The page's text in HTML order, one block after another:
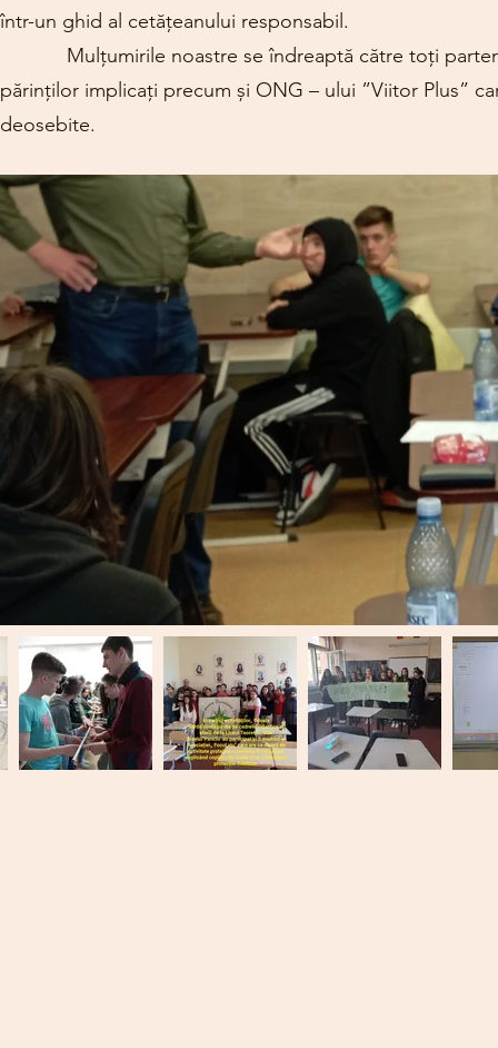
într-un ghid al cetățeanului responsabil.
Mulțumirile noastre se îndreaptă către toți
părinților implicați precum și ONG – ului ”Viitor Plus”
deosebite.